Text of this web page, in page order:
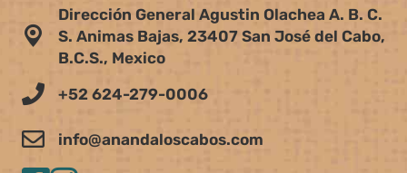
Dirección General Agustin Olachea A. B. C.
S. Animas Bajas, 23407 San José del Cabo,
B.C.S., Mexico
+52 624-279-0006
info@anandaloscabos.com